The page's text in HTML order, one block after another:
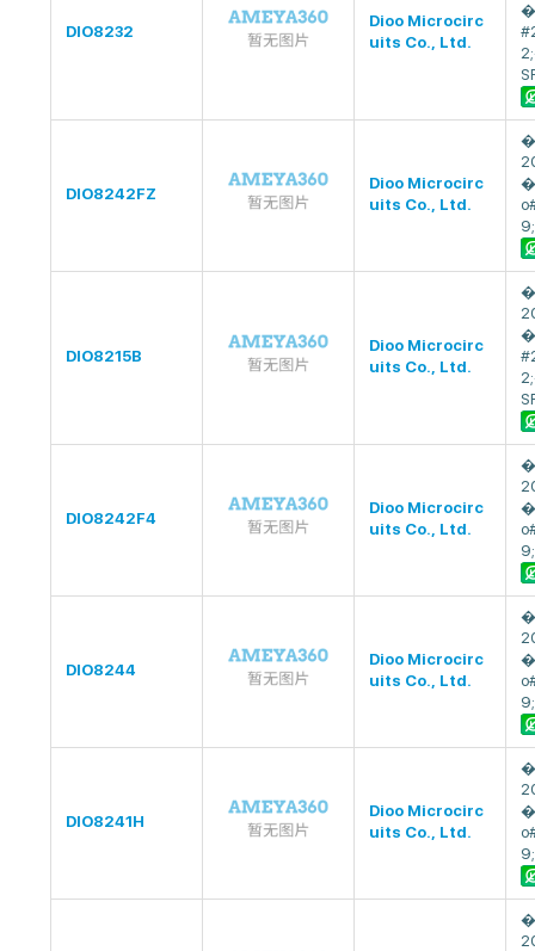
DIO8232
Dioo Microcirc
uits Co., Ltd.
DIO8242FZ
Dioo Microcirc
uits Co., Ltd.
DIO8215B
Dioo Microcirc
uits Co., Ltd.
DIO8242F4
Dioo Microcirc
uits Co., Ltd.
DIO8244
Dioo Microcirc
uits Co., Ltd.
DIO8241H
Dioo Microcirc
uits Co., Ltd.